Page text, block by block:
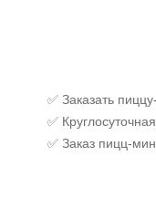
✅ Заказать
✅
✅ Заказ пицц-